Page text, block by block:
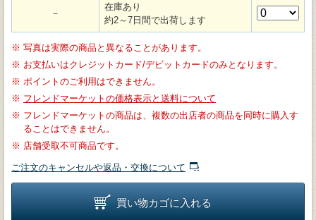
－
在庫あり
約2～7日間で出荷します
※ 写真は実際の商品と異なることがあります。
※ お支払いはクレジットカード/デビットカードのみとなります。
※ ポイントのご利用はできません。
※ フレンドマーケットの価格表示と送料について
※ フレンドマーケットの商品は、複数の出店者の商品を同時に購入す
ることはできません。
※ 店舗受取不可商品です。
ご注文のキャンセルや返品・交換について
買い物カゴに入れる